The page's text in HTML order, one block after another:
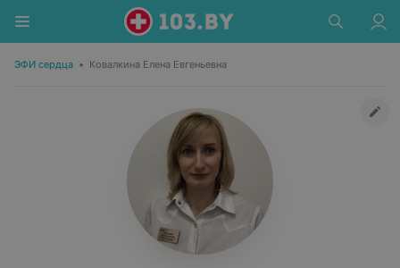
ЭФИ сердца • Ковалкина Елена Евгеньевна